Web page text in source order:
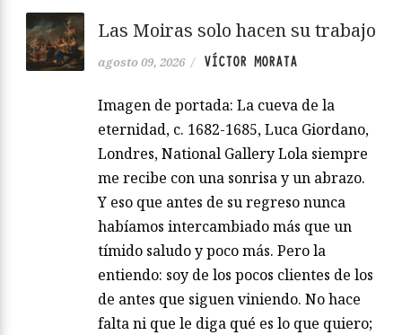
Las Moiras solo hacen su trabajo
agosto 09, 2026 / VÍCTOR MORATA
Imagen de portada: La cueva de la
eternidad, c. 1682-1685, Luca Giordano,
Londres, National Gallery Lola siempre
me recibe con una sonrisa y un abrazo.
Y eso que antes de su regreso nunca
habíamos intercambiado más que un
tímido saludo y poco más. Pero la
entiendo: soy de los pocos clientes de los
de antes que siguen viniendo. No hace
falta ni que le diga qué es lo que quiero;